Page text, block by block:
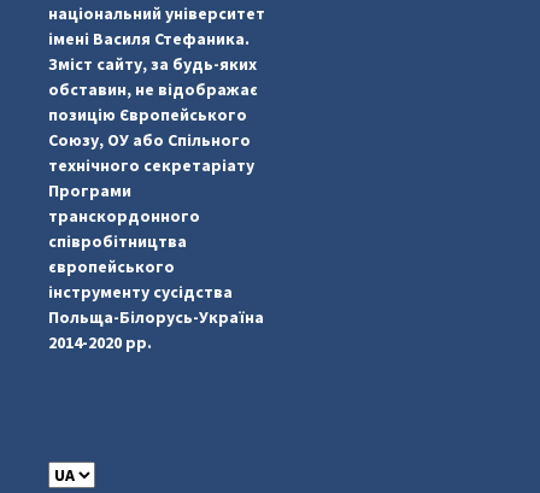
#PipIvanToday
національний університет
імені Василя Стефаника.
Зміст сайту, за будь-яких
обставин, не відображає
позицію Європейського
Союзу, ОУ або Спільного
технічного секретаріату
Програми
транскордонного
співробітництва
європейського
інструменту сусідства
Польща-Білорусь-Україна
2014-2020 рр.
C